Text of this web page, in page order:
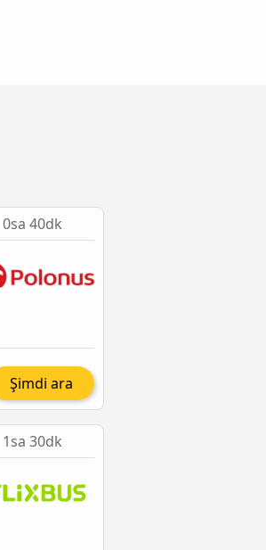
0sa 40dk
Şimdi ara
1sa 30dk